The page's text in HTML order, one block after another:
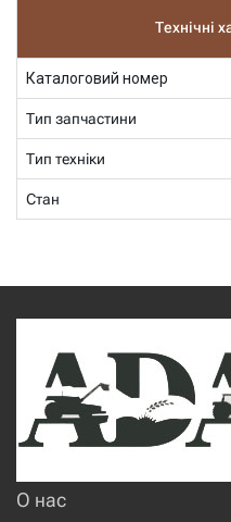
Технічні
Каталоговий номер
Тип запчастини
Тип техніки
Стан
О нас